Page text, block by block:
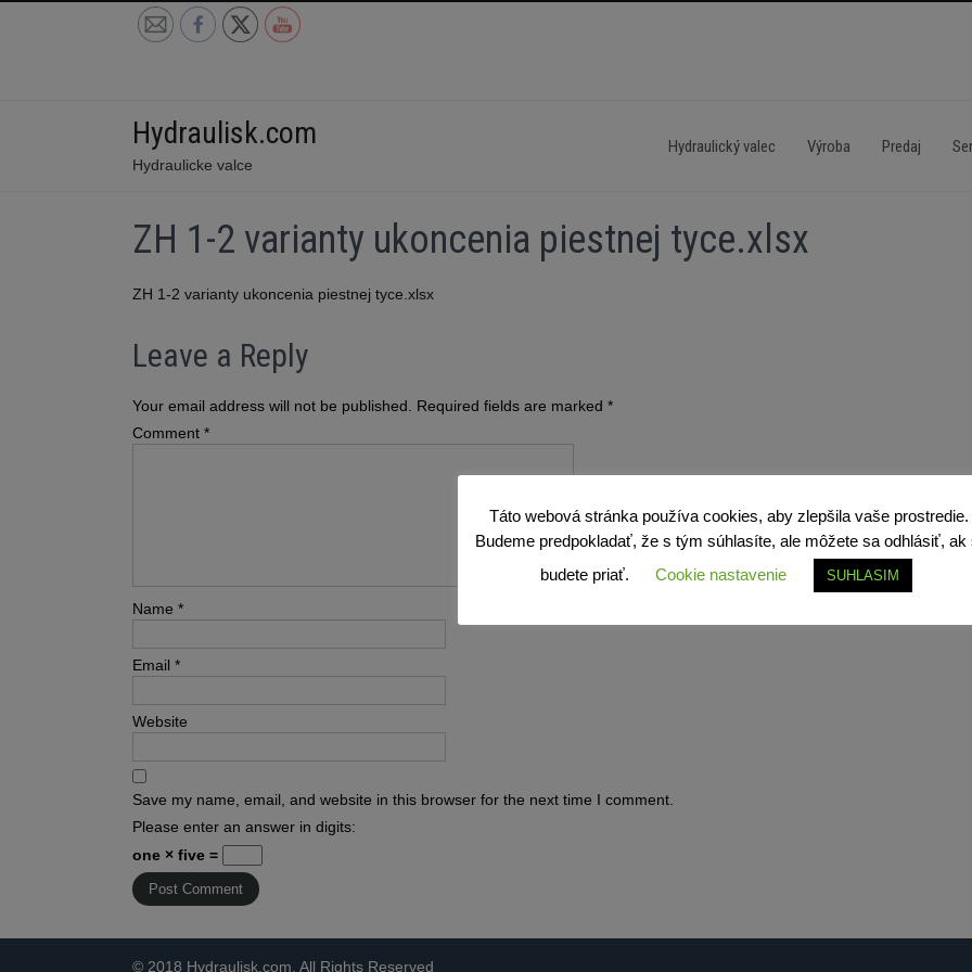
Hydraulisk.com
Hydraulicke valce
Hydraulický valec Výroba Predaj
ZH 1-2 varianty ukoncenia piestnej tyce.xlsx
ZH 1-2 varianty ukoncenia piestnej tyce.xlsx
Leave a Reply
Your email address will not be published. Required fields are marked *
Comment *
Name *
Email *
Website
Save my name, email, and website in this browser for the next time I comment.
Please enter an answer in digits:
one × five =
© 2018 Hydraulisk.com. All Rights Reserved
Táto webová stránka používa cookies, aby zlepšila vaše prostredie.
Budeme predpokladať, že s tým súhlasíte, ale môžete sa odhlásiť, ak
budete priať.
Cookie nastavenie SUHLASIM